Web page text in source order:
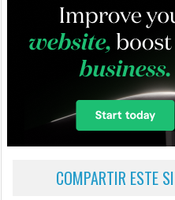
COMPARTIR ESTE